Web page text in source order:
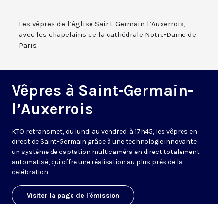
Les vêpres de l’église Saint-Germain-l’Auxerrois,
avec les chapelains de la cathédrale Notre-Dame de
Paris.
Vêpres à Saint-Germain-
l’Auxerrois
KTO retransmet, du lundi au vendredi à 17h45, les vêpres en
direct de Saint-Germain grâce à une technologie innovante :
un système de captation multicaméra en direct totalement
automatisé, qui offre une réalisation au plus près de la
célébration.
Visiter la page de l'émission